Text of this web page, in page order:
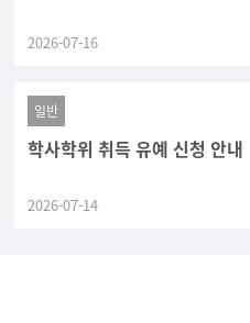
2026-07-16
일반
학사학위 취득 유예 신청 안내
2026-07-14